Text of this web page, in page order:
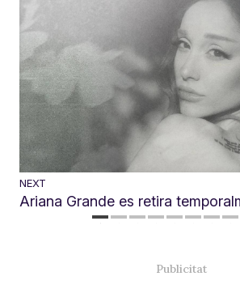
NEXT
Ariana Grande es retira